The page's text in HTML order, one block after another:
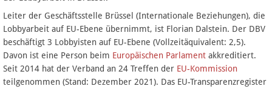
Leiter der Geschäftsstelle Brüssel (Internationale Beziehungen), die
Lobbyarbeit auf EU-Ebene übernimmt, ist Florian Dalstein. Der DBV
beschäftigt 3 Lobbyisten auf EU-Ebene (Vollzeitäquivalent: 2,5).
Davon ist eine Person beim Europäischen Parlament akkreditiert.
Seit 2014 hat der Verband an 24 Treffen der EU-Kommission
teilgenommen (Stand: Dezember 2021). Das EU-Transparenzregister